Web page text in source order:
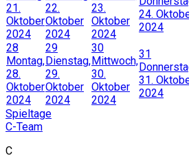
21.
Oktober
2024
22.
Oktober
2024
23.
Oktober
2024
24.
2024
28
Montag,
28.
Oktober
2024
29
Dienstag,
29.
Oktober
2024
30
Mittwoch,
30.
Oktober
2024
31
31.
2024
Spieltage
C-Team
C